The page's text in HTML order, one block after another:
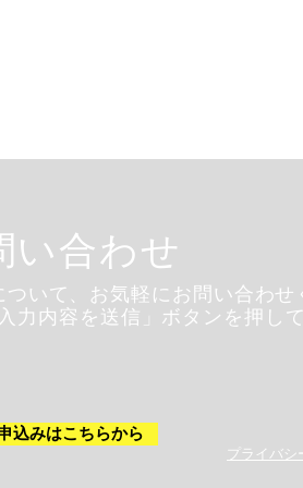
い合わせ
いて、お気軽にお問い合わせ
力内容を送信」ボタンを押し
込みはこちらから
プライバシ